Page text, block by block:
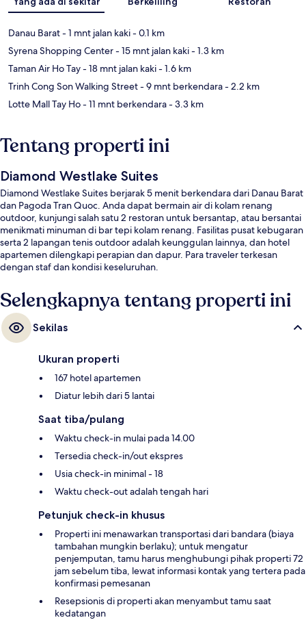
Danau Barat- 1 mnt jalan kaki- 0.1 km
Syrena Shopping Center- 15 mnt jalan kaki- 1.3 km
Taman Air Ho Tay- 18 mnt jalan kaki- 1.6 km
Trinh Cong Son Walking Street- 9 mnt berkendara- 2.2 km
Lotte Mall Tay Ho- 11 mnt berkendara- 3.3 km
Tentang properti ini
Diamond Westlake Suites
Diamond Westlake Suites berjarak 5 menit berkendara dari Danau Barat
dan Pagoda Tran Quoc. Anda dapat bermain air di kolam renang
outdoor, kunjungi salah satu 2 restoran untuk bersantap, atau bersantai
menikmati minuman di bar tepi kolam renang. Fasilitas pusat kebugaran
serta 2 lapangan tenis outdoor adalah keunggulan lainnya, dan hotel
apartemen dilengkapi perapian dan dapur. Para traveler terkesan
dengan staf dan kondisi keseluruhan.
Selengkapnya tentang properti ini
Sekilas
Ukuran properti
167 hotel apartemen
Diatur lebih dari 5 lantai
Saat tiba/pulang
Waktu check-in mulai pada 14.00
Tersedia check-in/out ekspres
Usia check-in minimal - 18
Waktu check-out adalah tengah hari
Petunjuk check-in khusus
Properti ini menawarkan transportasi dari bandara (biaya
tambahan mungkin berlaku); untuk mengatur
penjemputan, tamu harus menghubungi pihak properti 72
jam sebelum tiba, lewat informasi kontak yang tertera pada
konfirmasi pemesanan
Resepsionis di properti akan menyambut tamu saat
kedatangan